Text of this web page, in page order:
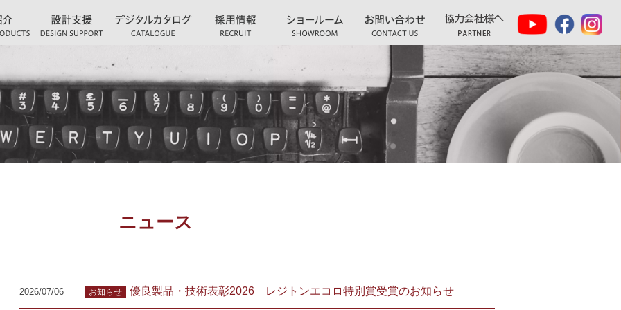
ニュース
2026/07/06 お知らせ 優良製品・技術表彰2026 レジトンエコロ特別賞受賞のお知らせ